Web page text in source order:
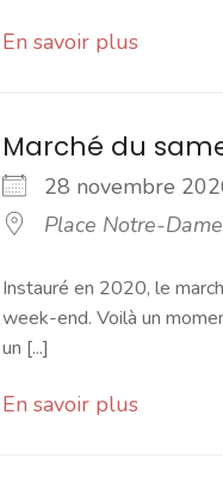
En savoir plus
Marché du
28 novembre
Place Notre-Dame
Instauré en 2020, le
week-end. Voilà un
un [...]
En savoir plus